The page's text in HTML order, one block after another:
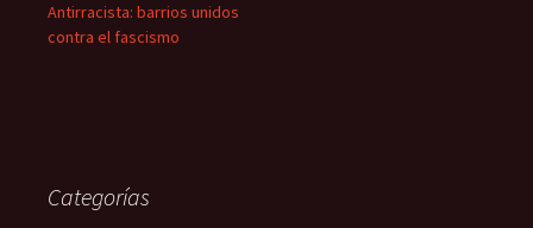
Antirracista: barrios unidos
contra el fascismo
Categorías